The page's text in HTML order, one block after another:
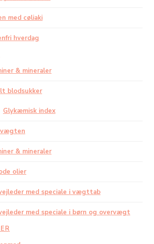
med cøliaki
hverdag
& mineraler
blodsukker
Glykæmisk index
& mineraler
olier
med speciale i vægttab
med speciale i børn og overvægt